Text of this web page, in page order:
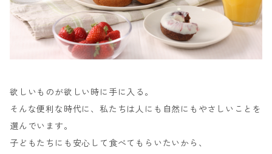
欲しいものが欲しい時に手に入る。
そんな便利な時代に、私たちは人にも自然にもやさしいことを
選んでいます。
子どもたちにも安心して食べてもらいたいから、